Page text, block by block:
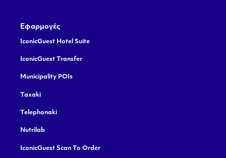
Εφαρμογές
IconicGuest Hotel Suite
IconicGuest Transfer
Municipality POIs
Taxaki
Telephonaki
Nutrilab
IconicGuest Scan To Order